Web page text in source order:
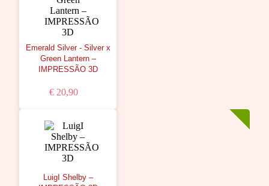
Emerald Silver - Silver x
Green Lantern –
IMPRESSÃO 3D
€ 20,90
LuigI Shelby –